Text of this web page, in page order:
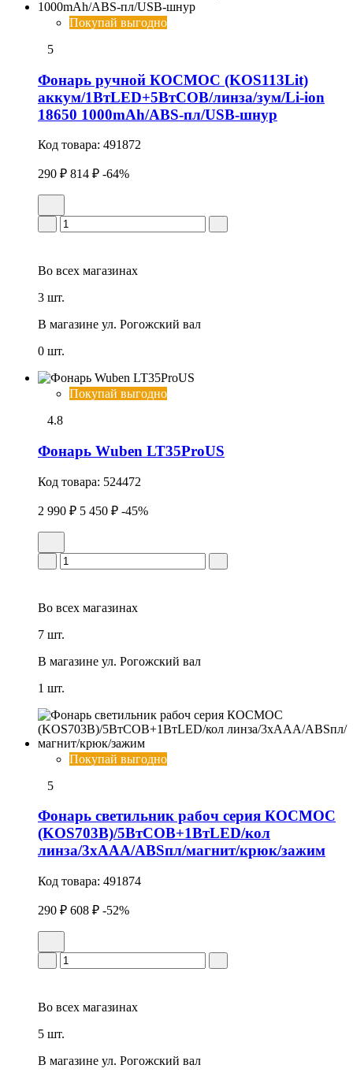
Покупай выгодно
5
Фонарь ручной КОСМОС (KOS113Lit)
аккум/1ВтLED+5ВтCOB/линза/зум/Li-ion
18650 1000mAh/ABS-пл/USB-шнур
Код товара: 491872
290 ₽ 814 ₽ -64%
Во всех магазинах
3 шт.
В магазине ул. Рогожский вал
0 шт.
Покупай выгодно
4.8
Фонарь Wuben LT35ProUS
Код товара: 524472
2 990 ₽ 5 450 ₽ -45%
Во всех магазинах
7 шт.
В магазине ул. Рогожский вал
1 шт.
Покупай выгодно
5
Фонарь светильник рабоч серия КОСМОС
(KOS703B)/5ВтCOB+1ВтLED/кол
линза/3xAAА/ABSпл/магнит/крюк/зажим
Код товара: 491874
290 ₽ 608 ₽ -52%
Во всех магазинах
5 шт.
В магазине ул. Рогожский вал